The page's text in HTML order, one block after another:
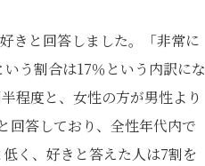
きと回答しました。「非常に
う割合は17％という内訳にな
程度と、女性の方が男性より
回答しており、全性年代内で
く、好きと答えた人は7割を